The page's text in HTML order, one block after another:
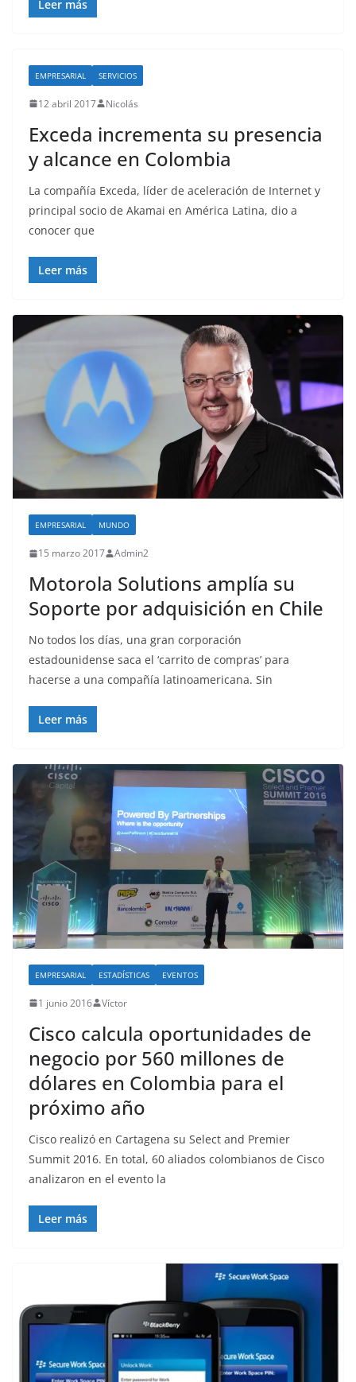
Leer más
EMPRESARIAL SERVICIOS
12 abril 2017 Nicolás
Exceda incrementa su presencia
y alcance en Colombia
La compañía Exceda, líder de aceleración de Internet y
principal socio de Akamai en América Latina, dio a
conocer que
Leer más
EMPRESARIAL MUNDO
15 marzo 2017 Admin2
Motorola Solutions amplía su
Soporte por adquisición en Chile
No todos los días, una gran corporación
estadounidense saca el ‘carrito de compras’ para
hacerse a una compañía latinoamericana. Sin
Leer más
EMPRESARIAL ESTADÍSTICAS EVENTOS
1 junio 2016 Víctor
Cisco calcula oportunidades de
negocio por 560 millones de
dólares en Colombia para el
próximo año
Cisco realizó en Cartagena su Select and Premier
Summit 2016. En total, 60 aliados colombianos de Cisco
analizaron en el evento la
Leer más